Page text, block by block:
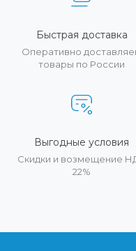
Быстрая доставка
Оперативно
товары по России
Выгодные условия
Скидки и возмещение
22%